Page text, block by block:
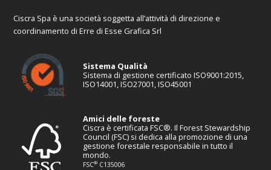
Ciscra Spa è una società soggetta all’attività di direzione e
coordinamento di Erre di Esse Grafica Srl
Sistema Qualità
Sistema di gestione certificato ISO9001:2015,
ISO14001, ISO27001, ISO45001
Amici delle foreste
Ciscra è certificata FSC®. Il Forest Stewardship
Council (FSC) si dedica alla promozione di una
gestione forestale responsabile in tutto il
mondo.
FSC® C135006